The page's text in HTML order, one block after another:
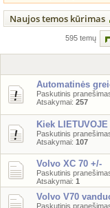
Naujos temos kūrimas
595 temų
Automatinės
Paskutinis
Atsakymai: 257
Kiek
Paskutinis
Atsakymai: 107
Volvo XC 70 +/-
Paskutinis
Atsakymai: 1
Volvo V70
Paskutinis